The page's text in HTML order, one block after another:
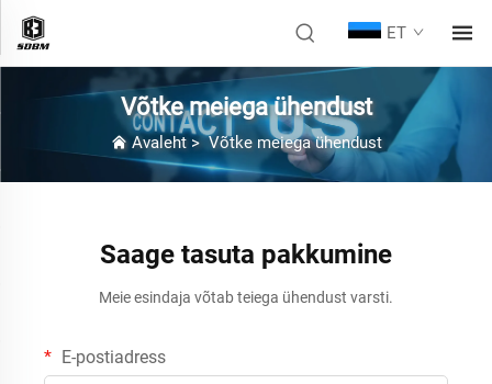
ET
Võtke meiega ühendust
Avaleht>Võtke meiega ühendust
Saage tasuta pakkumine
Meie esindaja võtab teiega ühendust varsti.
E-postiadress